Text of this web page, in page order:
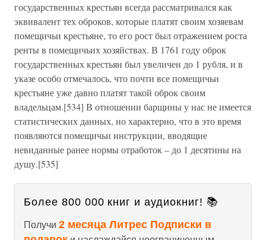
государственных крестьян всегда рассматривался как
эквивалент тех оброков, которые платят своим хозяевам
помещичьи крестьяне, то его рост был отражением роста
ренты в помещичьих хозяйствах. В 1761 году оброк
государственных крестьян был увеличен до 1 рубля, и в
указе особо отмечалось, что почти все помещичьи
крестьяне уже давно платят такой оброк своим
владельцам.[534] В отношении барщины у нас не имеется
статистических данных, но характерно, что в это время
появляются помещичьи инструкции, вводящие
невиданные ранее нормы отработок – до 1 десятины на
душу.[535]
Более 800 000 книг и аудиокниг! 📚
Получи 2 месяца Литрес Подписки в